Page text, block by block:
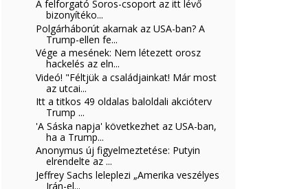
A felforgató Soros-csoport az itt lévő
bizonyítéko...
Polgárháborút akarnak az USA-ban? A
Trump-ellen fe...
Vége a mesének: Nem létezett orosz
hackelés az eln...
Videó! "Féltjük a családjainkat! Már most
az utcai...
Itt a titkos 49 oldalas baloldali akcióterv
Trump ...
'A Sáska napja' következhet az USA-ban,
ha a Trump...
Anonymus új figyelmeztetése: Putyin
elrendelte az ...
Jeffrey Sachs leleplezi „Amerika veszélyes
Irán-el...